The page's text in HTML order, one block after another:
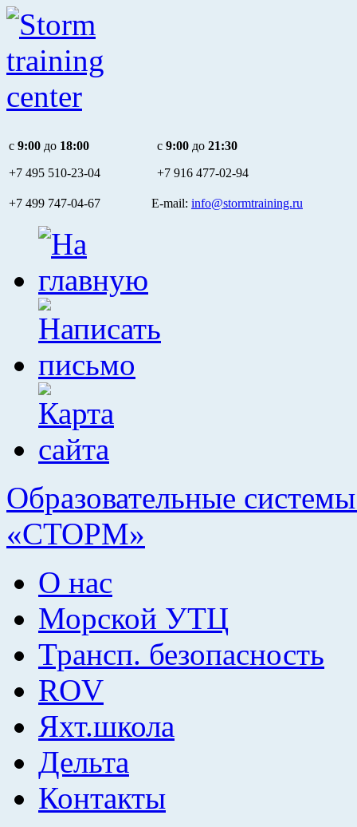
c 9:00 до 18:00
+7 495 510-23-04
c 9:00 до 21:30
+7 916 477-02-94
+7 499 747-04-67 E-mail: info@stormtraining.ru
Образовательные
«СТОРМ»
О нас
Морской УТЦ
Трансп. безопасность
ROV
Яхт.школа
Дельта
Контакты